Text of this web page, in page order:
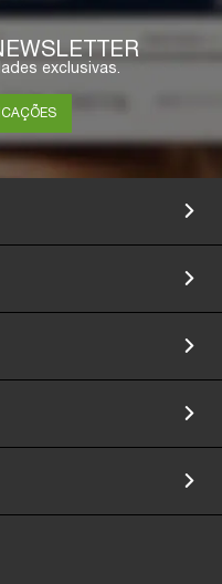
exclusivas.